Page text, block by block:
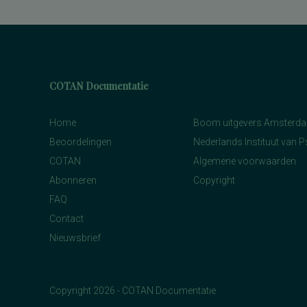
werkwoorden
taal- en communicatieproblemen
taalvaardigheid, receptief
toestandsangst en angstdispositie
Nederlands leesvaardigheid, Nederlands
Engels woordenschat, Rekenen/Wiskunde
woordenschat, Engels leesvaardigheid,
Rekenen/Wiskunde en Taalverzorging
kwaliteit van gezinsfunctioneren
taal- en rekenvaardigheid
leervorderingen op het gebied van taal en
COTAN Documentatie
Home
Beoordelingen
COTAN
Abonneren
FAQ
Contact
Nieuwsbrief
Boom uitgevers
Nederlands Instituut van
Algemene voorwaarden
Copyright
Copyright 2026 - COTAN Documentatie